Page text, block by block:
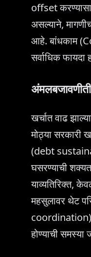
offset
असल्याने,
आहे. बांधकाम
सर्वाधिक
खर्चात वाढ
मोठ्या सरकारी
(debt
घसरण्याची
याव्यतिरिक्त,
महसुलावर थेट
coordination)
होण्याची